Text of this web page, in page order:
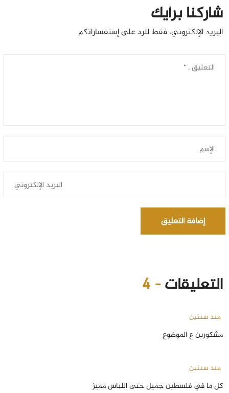
شاركنا برأيك
البريد الإلكتروني، فقط للرد على إستفساراتكم
إضافة التعليق
التعليقات- 4
منذ سنتين
مشكورين ع الموضوع
منذ سنتين
كل ما في فلسطين جميل حتى اللباس مميز